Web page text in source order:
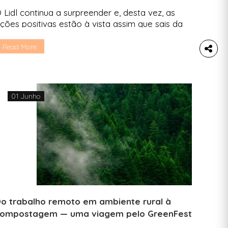
Lidl continua a surpreender e, desta vez, as
positivas estão à vista assim que sais da
que o Lidl tem apostado cada vez mais
Read More
01 Junho
trabalho remoto em ambiente rural à
— uma viagem pelo GreenFest